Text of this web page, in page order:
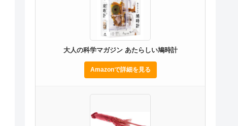
大人の科学マガジン あたらしい鳩時計
Amazonで詳細を見る